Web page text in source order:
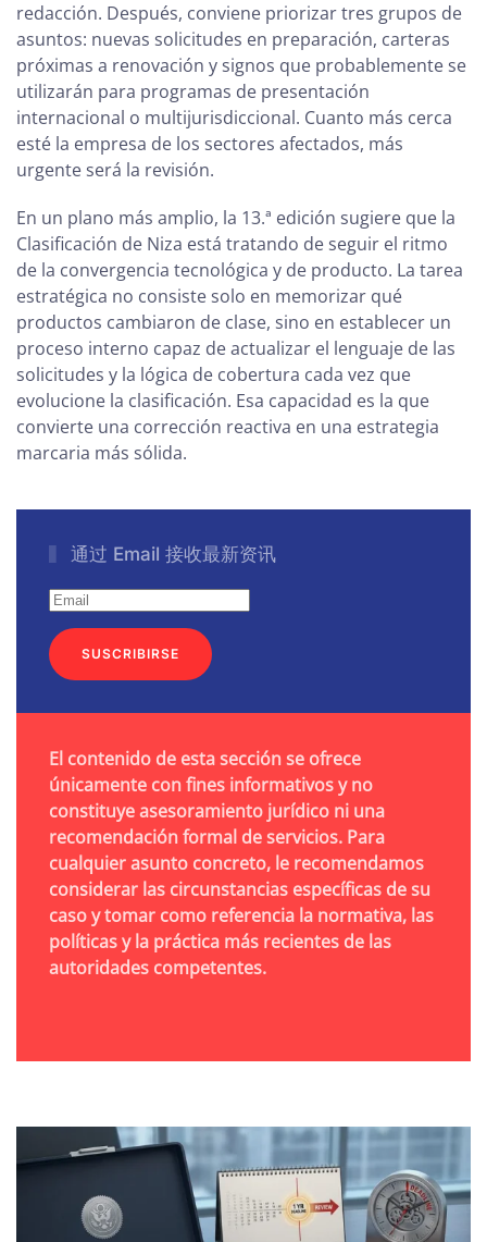
redacción. Después, conviene priorizar tres grupos de
asuntos: nuevas solicitudes en preparación, carteras
próximas a renovación y signos que probablemente se
utilizarán para programas de presentación
internacional o multijurisdiccional. Cuanto más cerca
esté la empresa de los sectores afectados, más
urgente será la revisión.
En un plano más amplio, la 13.ª edición sugiere que la
Clasificación de Niza está tratando de seguir el ritmo
de la convergencia tecnológica y de producto. La tarea
estratégica no consiste solo en memorizar qué
productos cambiaron de clase, sino en establecer un
proceso interno capaz de actualizar el lenguaje de las
solicitudes y la lógica de cobertura cada vez que
evolucione la clasificación. Esa capacidad es la que
convierte una corrección reactiva en una estrategia
marcaria más sólida.
通过 Email 接收最新资讯
SUSCRIBIRSE
El contenido de esta sección se ofrece
únicamente con fines informativos y no
constituye asesoramiento jurídico ni una
recomendación formal de servicios. Para
cualquier asunto concreto, le recomendamos
considerar las circunstancias específicas de su
caso y tomar como referencia la normativa, las
políticas y la práctica más recientes de las
autoridades competentes.